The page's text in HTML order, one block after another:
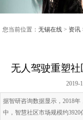
您当前位置： 无锡在线 > 资讯
无人驾驶重塑
2019-
据智研咨询数据显示，2018
中，智慧社区市场规模约